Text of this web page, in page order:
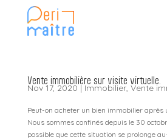
Vente immobilière sur visite virtuelle.
Nov 17, 2020 | Immobilier, Vente
Peut-on acheter un bien immobilier après
Nous sommes confinés depuis le 30
possible que cette situation se prolonge